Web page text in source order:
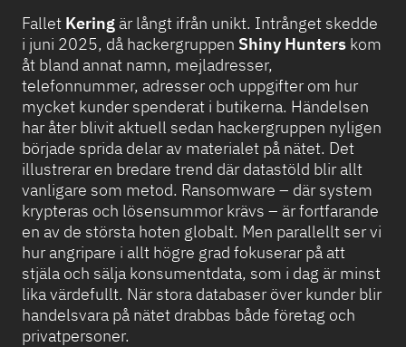
Fallet Kering är långt ifrån unikt. Intrånget skedde
i juni 2025, då hackergruppen Shiny Hunters kom
åt bland annat namn, mejladresser,
telefonnummer, adresser och uppgifter om hur
mycket kunder spenderat i butikerna. Händelsen
har åter blivit aktuell sedan hackergruppen nyligen
började sprida delar av materialet på nätet. Det
illustrerar en bredare trend där datastöld blir allt
vanligare som metod. Ransomware – där system
krypteras och lösensummor krävs – är fortfarande
en av de största hoten globalt. Men parallellt ser vi
hur angripare i allt högre grad fokuserar på att
stjäla och sälja konsumentdata, som i dag är minst
lika värdefullt. När stora databaser över kunder blir
handelsvara på nätet drabbas både företag och
privatpersoner.